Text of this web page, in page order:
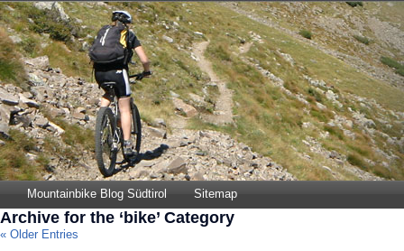
Mountainbike Blog Südtirol Sitemap
Archive for the ‘bike’ Category
« Older Entries